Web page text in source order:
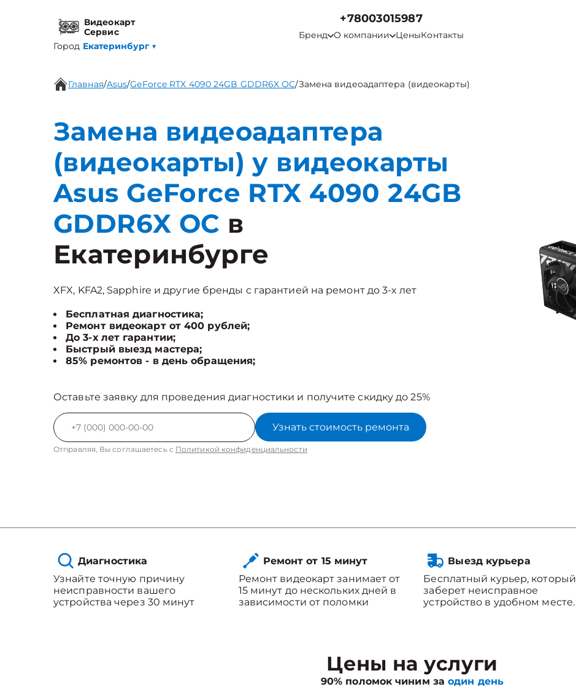
Видеокарт
Сервис
Город Екатеринбург ▼
+78003015987
Бренд О компании ЦеныКонтакты
Главная/Asus/GeForce RTX 4090 24GB GDDR6X OC/Замена видеоадаптера (видеокарты)
Замена видеоадаптера
(видеокарты) у видеокарты
Asus GeForce RTX 4090 24GB
GDDR6X OC в
Екатеринбурге
XFX, KFA2, Sapphire и другие бренды с гарантией на ремонт до 3-х лет
Бесплатная диагностика;
Ремонт видеокарт от 400 рублей;
До 3-х лет гарантии;
Быстрый выезд мастера;
85% ремонтов - в день обращения;
Оставьте заявку для проведения диагностики и получите скидку до 25%
Узнать стоимость ремонта
Отправляя, Вы соглашаетесь с Политикой конфиденциальности
Диагностика
Узнайте точную причину
неисправности вашего
устройства через 30 минут
Ремонт от 15 минут
Ремонт видеокарт занимает от
15 минут до нескольких дней в
зависимости от поломки
Выезд курьера
Бесплатный курьер, который
заберет неисправное
устройство в удобном месте.
Цены на услуги
90% поломок чиним заодин день